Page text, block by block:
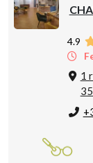
4.9
1